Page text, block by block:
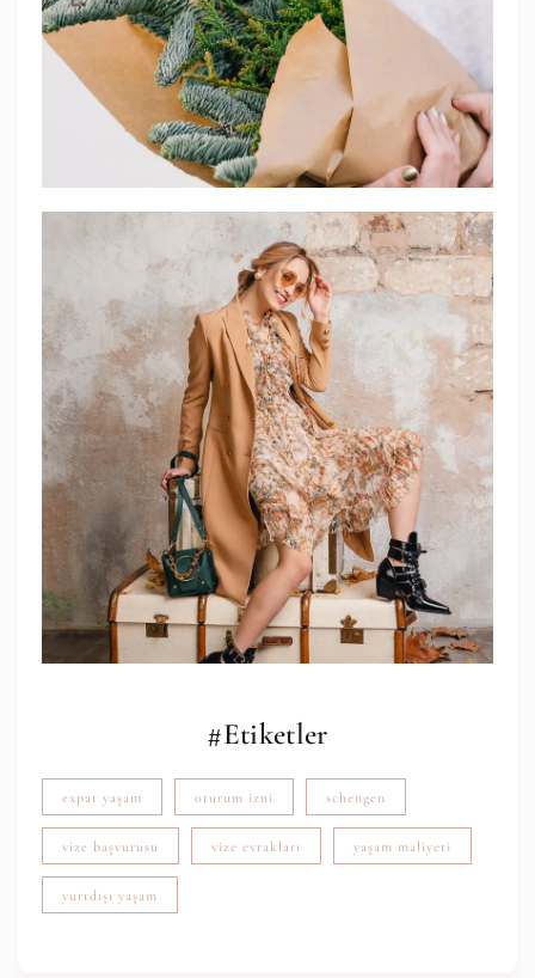
#Etiketler
expat yaşam oturum izni schengen
vize başvurusu vize evrakları yaşam maliyeti
yurtdışı yaşam